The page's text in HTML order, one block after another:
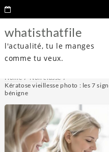
whatisthatfile
l'actualité, tu le manges
comme tu veux.
Home
Non classé
Kératose vieillesse photo : les 7
bénigne